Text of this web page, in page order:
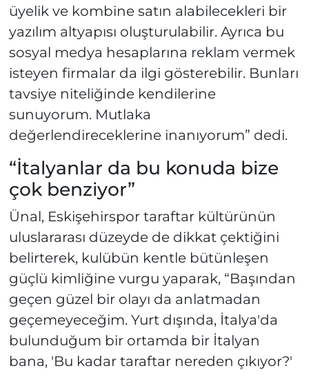
üyelik ve kombine satın alabilecekleri bir
yazılım altyapısı oluşturulabilir. Ayrıca bu
sosyal medya hesaplarına reklam vermek
isteyen firmalar da ilgi gösterebilir. Bunları
tavsiye niteliğinde kendilerine
sunuyorum. Mutlaka
değerlendireceklerine inanıyorum” dedi.
“İtalyanlar da bu konuda bize
çok benziyor”
Ünal, Eskişehirspor taraftar kültürünün
uluslararası düzeyde de dikkat çektiğini
belirterek, kulübün kentle bütünleşen
güçlü kimliğine vurgu yaparak, “Başından
geçen güzel bir olayı da anlatmadan
geçemeyeceğim. Yurt dışında, İtalya'da
bulunduğum bir ortamda bir İtalyan
bana, 'Bu kadar taraftar nereden çıkıyor?'